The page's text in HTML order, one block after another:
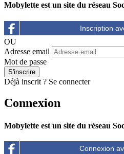
Mobylette est un site du réseau
OU
Adresse email
Mot de passe
Déjà inscrit ? Se connecter
Connexion
Mobylette est un site du réseau